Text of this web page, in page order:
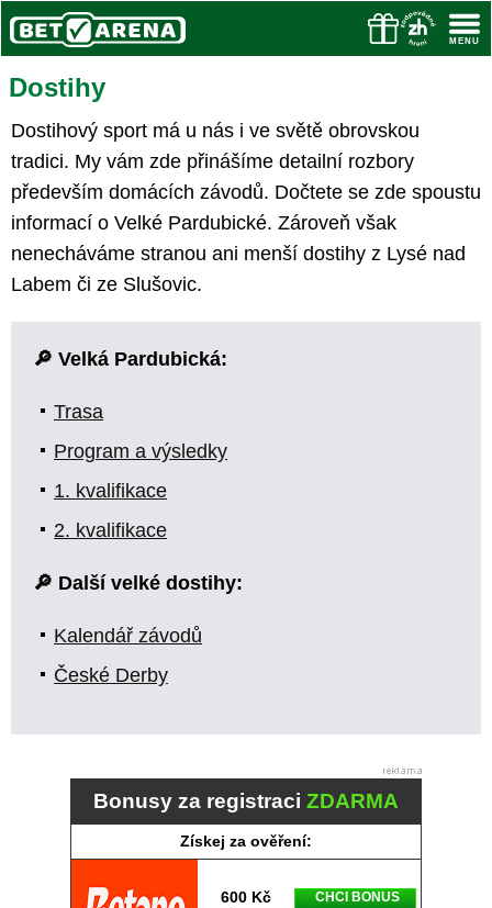
Dostihy
Dostihový sport má u nás i ve světě obrovskou
tradici. My vám zde přinášíme detailní rozbory
především domácích závodů. Dočtete se zde spoustu
informací o Velké Pardubické. Zároveň však
nenecháváme stranou ani menší dostihy z Lysé nad
Labem či ze Slušovic.
🔎 Velká Pardubická:
Trasa
Program a výsledky
1. kvalifikace
2. kvalifikace
🔎 Další velké dostihy:
Kalendář závodů
České Derby
Bonusy za registraci ZDARMA
Získej za ověření:
600 Kč
CHCI BONUS